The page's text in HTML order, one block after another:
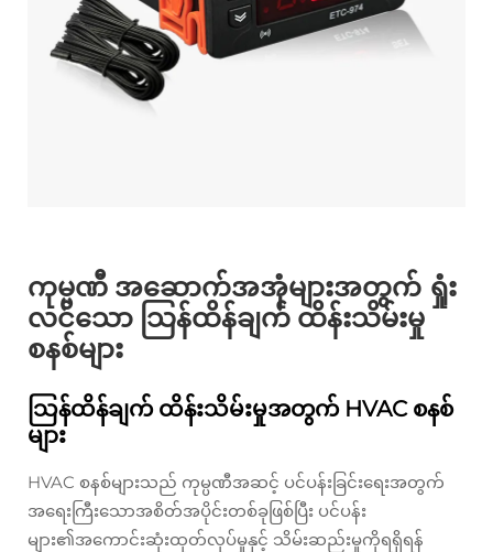
ကုမ္ပဏီ အဆောက်အအုံများအတွက် ရှုံး
လင်သော သြန်ထိန်ချက် ထိန်းသိမ်းမှု
စနစ်များ
သြန်ထိန်ချက် ထိန်းသိမ်းမှုအတွက် HVAC စနစ်
များ
HVAC စနစ်များသည် ကုမ္ပဏီအဆင့် ပင်ပန်းခြင်းရေးအတွက်
အရေးကြီးသောအစိတ်အပိုင်းတစ်ခုဖြစ်ပြီး ပင်ပန်း
များ၏အကောင်းဆုံးထုတ်လုပ်မှုနှင့် သိမ်းဆည်းမှုကိုရရှိရန်